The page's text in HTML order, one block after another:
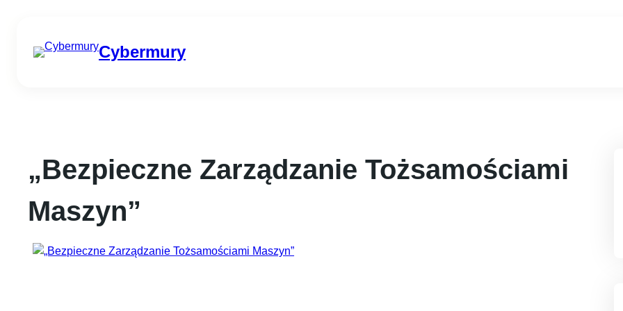
Cybermury
„Bezpieczne Zarządzanie Tożsamościami
Maszyn”